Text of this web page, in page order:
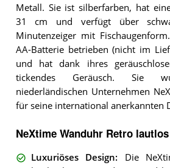
Metall. Sie ist silberfarben, hat
31 cm und verfügt über
Minutenzeiger mit
AA-Batterie betrieben (nicht im
und hat dank ihres
tickendes Geräusch. Sie
niederländischen Unternehmen
für seine international anerkannten
NeXtime Wanduhr Retro
Luxuriöses Design: Die